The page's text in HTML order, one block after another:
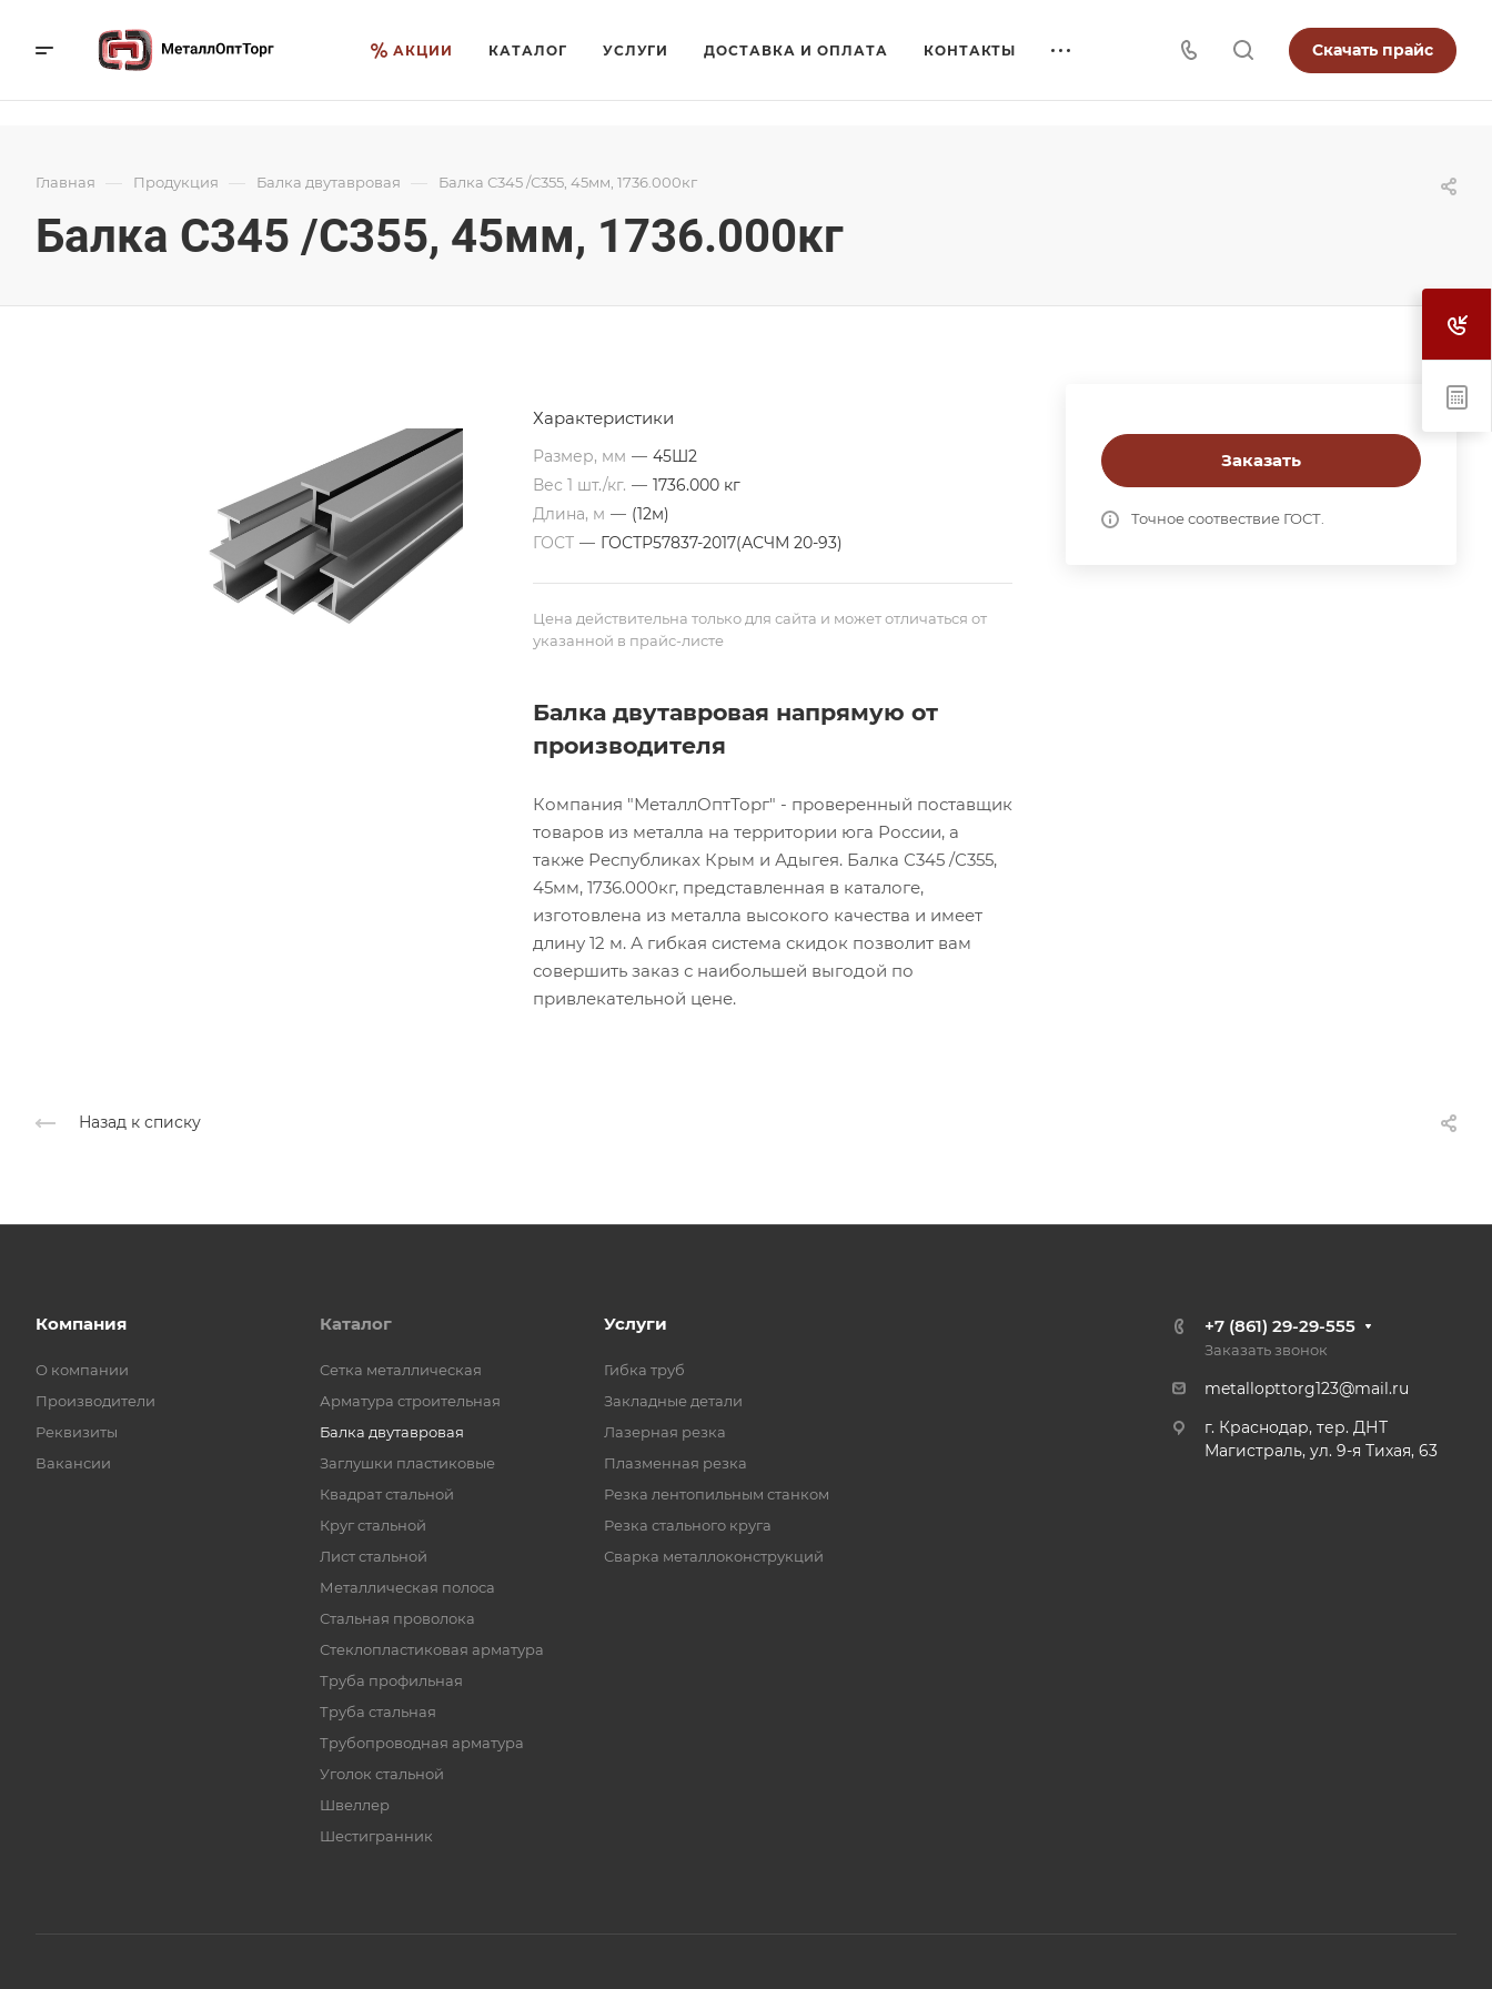
АКЦИИ КАТАЛОГ УСЛУГИ ДОСТАВКА И ОПЛАТА КОНТАКТЫ Скачать прайс
Главная — Продукция — Балка двутавровая — Балка С345 /С355, 45мм, 1736.000кг
Балка С345 /С355, 45мм, 1736.000кг
Заказать
Точное соотвествие ГОСТ.
Характеристики
Размер, мм — 45Ш2
Вес 1 шт./кг. — 1736.000 кг
Длина, м — (12м)
ГОСТ — ГОСТР57837-2017(АСЧМ 20-93)
Цена действительна только для сайта и может отличаться от
указанной в прайс-листе
Балка двутавровая напрямую от
производителя
Компания "МеталлОптТорг" - проверенный поставщик
товаров из металла на территории юга России, а
также Республиках Крым и Адыгея. Балка С345 /С355,
45мм, 1736.000кг, представленная в каталоге,
изготовлена из металла высокого качества и имеет
длину 12 м. А гибкая система скидок позволит вам
совершить заказ с наибольшей выгодой по
привлекательной цене.
Назад к списку
Компания
О компании
Производители
Реквизиты
Вакансии
Каталог
Cетка металлическая
Арматура строительная
Балка двутавровая
Заглушки пластиковые
Квадрат стальной
Круг стальной
Лист стальной
Металлическая полоса
Стальная проволока
Стеклопластиковая арматура
Труба профильная
Труба стальная
Трубопроводная арматура
Уголок стальной
Швеллер
Шестигранник
Услуги
Гибка труб
Закладные детали
Лазерная резка
Плазменная резка
Резка лентопильным станком
Резка стального круга
Сварка металлоконструкций
+7 (861) 29-29-555
Заказать звонок
metallopttorg123@mail.ru
г. Краснодар, тер. ДНТ
Магистраль, ул. 9-я Тихая, 63